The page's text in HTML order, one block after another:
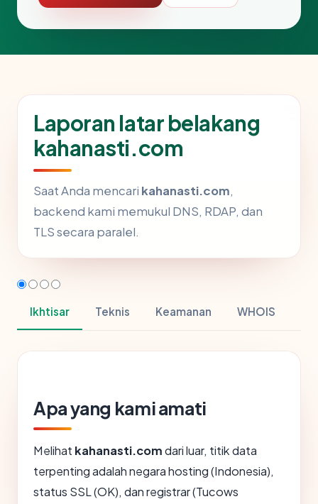
Laporan latar belakang
kahanasti.com
Saat Anda mencari kahanasti.com,
backend kami memukul DNS, RDAP, dan
TLS secara paralel.
Ikhtisar Teknis Keamanan WHOIS
Apa yang kami amati
Melihat kahanasti.comdari luar, titik data
terpenting adalah negara hosting (Indonesia),
status SSL (OK), dan registrar (Tucows